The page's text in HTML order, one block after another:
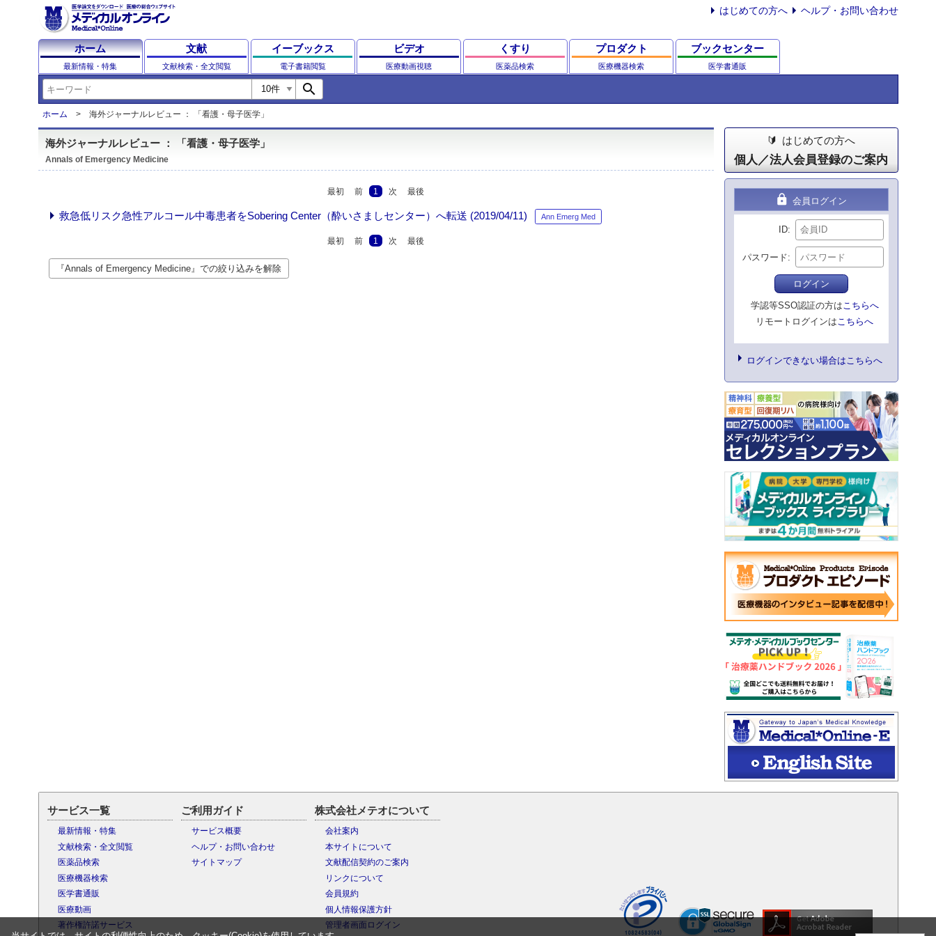
はじめての方へ ヘルプ・お問い合わせ
ホーム
最新情報・特集
文献
文献検索・全文閲覧
イーブックス
電子書籍閲覧
ビデオ
医療動画視聴
くすり
医薬品検索
プロダクト
医療機器検索
ブックセンター
医学書通販
search
ホーム 海外ジャーナルレビュー ： 「看護・母子医学」
海外ジャーナルレビュー ： 「看護・母子医学」
Annals of Emergency Medicine
最初 前 1 次 最後
救急低リスク急性アルコール中毒患者をSobering Center（酔いさましセンター）へ転送 (2019/04/11) Ann Emerg Med
最初 前 1 次 最後
『Annals of Emergency Medicine』での絞り込みを解除
はじめての方へ
個人／法人会員登録のご案内
lock 会員ログイン
ID
パスワード
ログイン
学認等SSO認証の方はこちらへ
リモートログインはこちらへ
ログインできない場合はこちらへ
サービス一覧
最新情報・特集
文献検索・全文閲覧
医薬品検索
医療機器検索
医学書通販
医療動画
著作権許諾サービス
ご利用ガイド
サービス概要
ヘルプ・お問い合わせ
サイトマップ
株式会社メテオについて
会社案内
本サイトについて
文献配信契約のご案内
リンクについて
会員規約
個人情報保護方針
管理者画面ログイン